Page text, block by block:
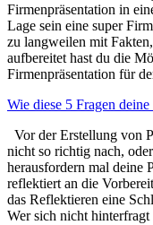
Firmenpräsentation in
Lage sein eine super
zu langweilen mit
aufbereitet hast du die
Firmenpräsentation für
Wie diese 5 Fragen
Vor der Erstellung von
nicht so richtig nach,
herausfordern mal deine
reflektiert an die
das Reflektieren eine
Wer sich nicht